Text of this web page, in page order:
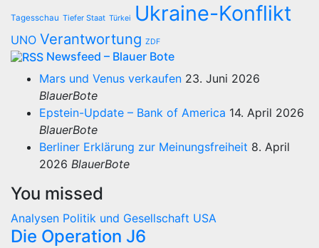
Tagesschau Tiefer Staat Türkei Ukraine-Konflikt
UNO Verantwortung ZDF
Newsfeed – Blauer Bote
Mars und Venus verkaufen 23. Juni 2026
BlauerBote
Epstein-Update – Bank of America 14. April 2026
BlauerBote
Berliner Erklärung zur Meinungsfreiheit 8. April
2026 BlauerBote
You missed
Analysen Politik und Gesellschaft USA
Die Operation J6